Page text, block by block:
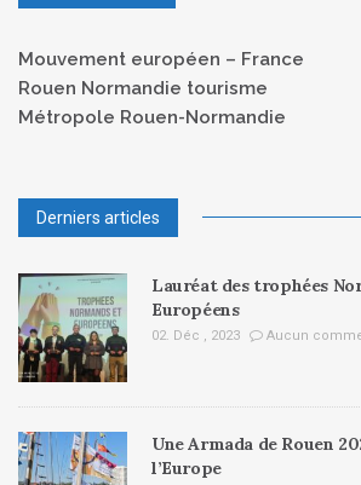
Mouvement européen – France
Rouen Normandie tourisme
Métropole Rouen-Normandie
Derniers articles
Lauréat des trophées
Européens
02. Déc , 2023 Aucun
Une Armada de Rouen
l’Europe